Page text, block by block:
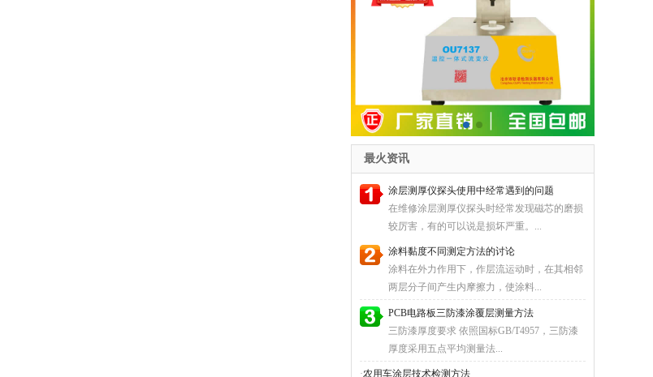
最火资讯
涂层测厚仪探头使用中经常遇到的问题
在维修涂层测厚仪探头时经常发现磁芯的磨损
较厉害，有的可以说是损坏严重。...
涂料黏度不同测定方法的讨论
涂料在外力作用下，作层流运动时，在其相邻
两层分子间产生内摩擦力，使涂料...
PCB电路板三防漆涂覆层测量方法
三防漆厚度要求 依照国标GB/T4957，三防漆
厚度采用五点平均测量法...
·农用车涂层技术检测方法